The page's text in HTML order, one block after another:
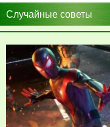
Случайные советы